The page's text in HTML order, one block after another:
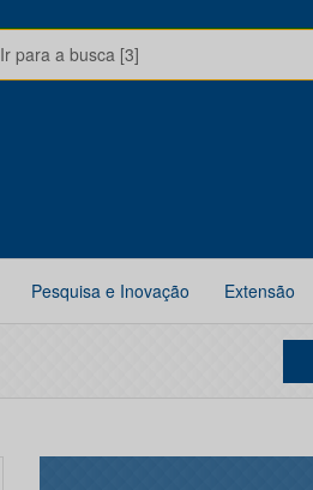
Ir para a busca [3]
Pesquisa e Inovação Extensão